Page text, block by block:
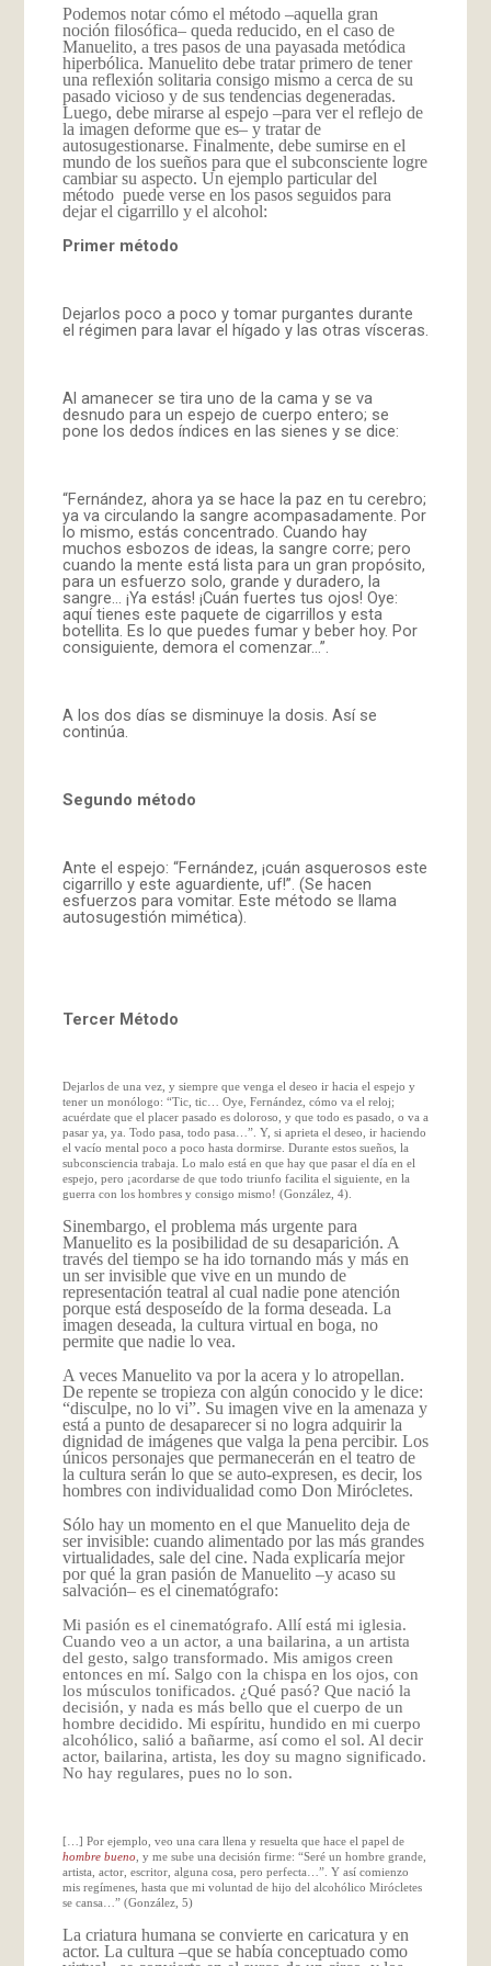
Podemos notar cómo el método –aquella gran
noción filosófica– queda reducido, en el caso de
Manuelito, a tres pasos de una payasada metódica
hiperbólica. Manuelito debe tratar primero de tener
una reflexión solitaria consigo mismo a cerca de su
pasado vicioso y de sus tendencias degeneradas.
Luego, debe mirarse al espejo –para ver el reflejo de
la imagen deforme que es– y tratar de
autosugestionarse. Finalmente, debe sumirse en el
mundo de los sueños para que el subconsciente logre
cambiar su aspecto. Un ejemplo particular del
método puede verse en los pasos seguidos para
dejar el cigarrillo y el alcohol:
Primer método
Dejarlos poco a poco y tomar purgantes durante
el régimen para lavar el hígado y las otras vísceras.
Al amanecer se tira uno de la cama y se va
desnudo para un espejo de cuerpo entero; se
pone los dedos índices en las sienes y se dice:
“Fernández, ahora ya se hace la paz en tu cerebro;
ya va circulando la sangre acompasadamente. Por
lo mismo, estás concentrado. Cuando hay
muchos esbozos de ideas, la sangre corre; pero
cuando la mente está lista para un gran propósito,
para un esfuerzo solo, grande y duradero, la
sangre… ¡Ya estás! ¡Cuán fuertes tus ojos! Oye:
aquí tienes este paquete de cigarrillos y esta
botellita. Es lo que puedes fumar y beber hoy. Por
consiguiente, demora el comenzar…”.
A los dos días se disminuye la dosis. Así se
continúa.
Segundo método
Ante el espejo: “Fernández, ¡cuán asquerosos este
cigarrillo y este aguardiente, uf!”. (Se hacen
esfuerzos para vomitar. Este método se llama
autosugestión mimética).
Tercer Método
Dejarlos de una vez, y siempre que venga el deseo ir hacia el espejo y
tener un monólogo: “Tic, tic… Oye, Fernández, cómo va el reloj;
acuérdate que el placer pasado es doloroso, y que todo es pasado, o va a
pasar ya, ya. Todo pasa, todo pasa…”. Y, si aprieta el deseo, ir haciendo
el vacío mental poco a poco hasta dormirse. Durante estos sueños, la
subconsciencia trabaja. Lo malo está en que hay que pasar el día en el
espejo, pero ¡acordarse de que todo triunfo facilita el siguiente, en la
guerra con los hombres y consigo mismo! (González, 4).
Sinembargo, el problema más urgente para
Manuelito es la posibilidad de su desaparición. A
través del tiempo se ha ido tornando más y más en
un ser invisible que vive en un mundo de
representación teatral al cual nadie pone atención
porque está desposeído de la forma deseada. La
imagen deseada, la cultura virtual en boga, no
permite que nadie lo vea.
A veces Manuelito va por la acera y lo atropellan.
De repente se tropieza con algún conocido y le dice:
“disculpe, no lo vi”. Su imagen vive en la amenaza y
está a punto de desaparecer si no logra adquirir la
dignidad de imágenes que valga la pena percibir. Los
únicos personajes que permanecerán en el teatro de
la cultura serán lo que se auto-expresen, es decir, los
hombres con individualidad como Don Mirócletes.
Sólo hay un momento en el que Manuelito deja de
ser invisible: cuando alimentado por las más grandes
virtualidades, sale del cine. Nada explicaría mejor
por qué la gran pasión de Manuelito –y acaso su
salvación– es el cinematógrafo:
Mi pasión es el cinematógrafo. Allí está mi iglesia.
Cuando veo a un actor, a una bailarina, a un artista
del gesto, salgo transformado. Mis amigos creen
entonces en mí. Salgo con la chispa en los ojos, con
los músculos tonificados. ¿Qué pasó? Que nació la
decisión, y nada es más bello que el cuerpo de un
hombre decidido. Mi espíritu, hundido en mi cuerpo
alcohólico, salió a bañarme, así como el sol. Al decir
actor, bailarina, artista, les doy su magno significado.
No hay regulares, pues no lo son.
[…] Por ejemplo, veo una cara llena y resuelta que hace el papel de
hombre bueno, y me sube una decisión firme: “Seré un hombre grande,
artista, actor, escritor, alguna cosa, pero perfecta…”. Y así comienzo
mis regímenes, hasta que mi voluntad de hijo del alcohólico Mirócletes
se cansa…” (González, 5)
La criatura humana se convierte en caricatura y en
actor. La cultura –que se había conceptuado como